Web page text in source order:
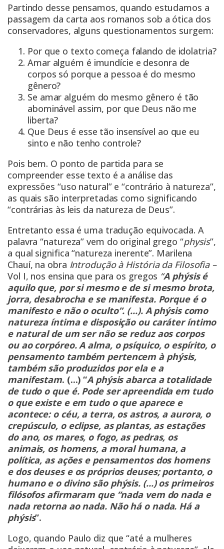
Partindo desse pensamos, quando estudamos a
passagem da carta aos romanos sob a ótica dos
conservadores, alguns questionamentos surgem:
Por que o texto começa falando de idolatria?
Amar alguém é imundície e desonra de
corpos só porque a pessoa é do mesmo
gênero?
Se amar alguém do mesmo gênero é tão
abominável assim, por que Deus não me
liberta?
Que Deus é esse tão insensível ao que eu
sinto e não tenho controle?
Pois bem. O ponto de partida para se
compreender esse texto é a análise das
expressões “uso natural” e “contrário à natureza”,
as quais são interpretadas como significando
“contrárias às leis da natureza de Deus”.
Entretanto essa é uma tradução equivocada. A
palavra “natureza” vem do original grego “physis”,
a qual significa “natureza inerente”. Marilena
Chauí, na obra Introdução à História da Filosofia –
Vol I, nos ensina que para os gregos “A phýsis é
aquilo que, por si mesmo e de si mesmo brota,
jorra, desabrocha e se manifesta. Porque é o
manifesto e não o oculto”. (...). A phýsis como
natureza íntima e disposição ou caráter íntimo
e natural de um ser não se reduz aos corpos
ou ao corpóreo. A alma, o psíquico, o espírito, o
pensamento também pertencem à phýsis,
também são produzidos por ela e a
manifestam. (...) “A phýsis abarca a totalidade
de tudo o que é. Pode ser apreendida em tudo
o que existe e em tudo o que aparece e
acontece: o céu, a terra, os astros, a aurora, o
crepúsculo, o eclipse, as plantas, as estações
do ano, os mares, o fogo, as pedras, os
animais, os homens, a moral humana, a
política, as ações e pensamentos dos homens
e dos deuses e os próprios deuses; portanto, o
humano e o divino são phýsis. (...) os primeiros
filósofos afirmaram que “nada vem do nada e
nada retorna ao nada. Não há o nada. Há a
phýsis”.
Logo, quando Paulo diz que “até a mulheres